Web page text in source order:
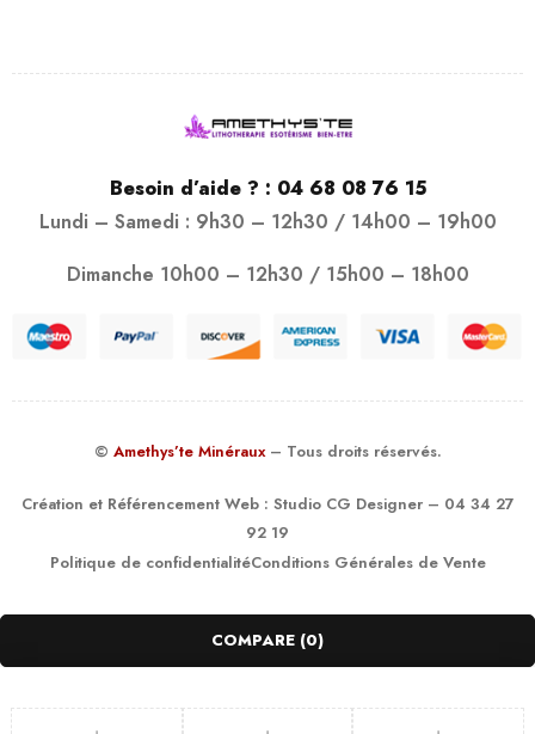
Besoin d’aide ? : 04 68 08 76 15
Lundi – Samedi : 9h30 – 12h30 / 14h00 – 19h00
Dimanche 10h00 – 12h30 / 15h00 – 18h00
© Amethys’te Minéraux – Tous droits réservés.
Création et Référencement Web : Studio CG Designer– 04 34 27
92 19
Politique de confidentialitéConditions Générales de Vente
COMPARE (0)